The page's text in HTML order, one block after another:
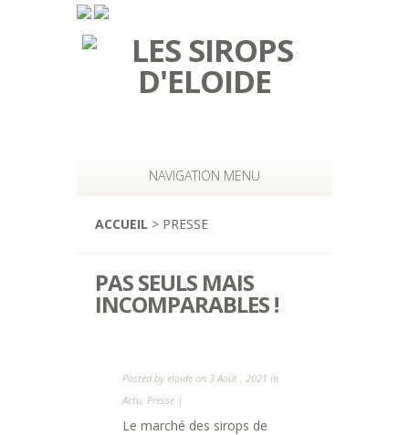
NAVIGATION MENU
ACCUEIL > PRESSE
PAS SEULS MAIS
INCOMPARABLES !
Posted byeloide on 3 Août , 2021 in
Actu, Presse |
Le marché des sirops de